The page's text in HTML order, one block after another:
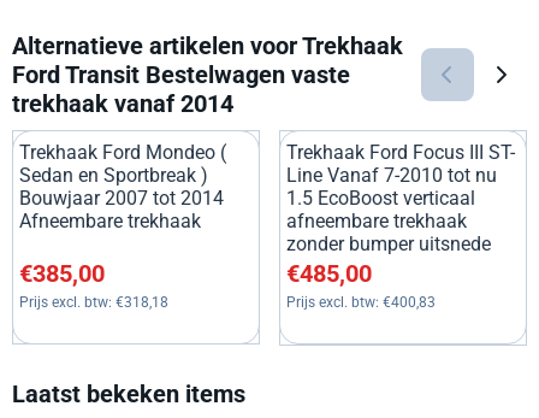
Alternatieve artikelen voorTrekhaak
Ford Transit Bestelwagen vaste
trekhaak vanaf 2014
Trekhaak Ford Mondeo (
Sedan en Sportbreak )
Bouwjaar 2007 tot 2014
Afneembare trekhaak
Prijs: 385,00, exclusief btw: 318,18
€385,00
Prijs excl. btw: €318,18
Trekhaak Ford Focus III ST-
Line Vanaf 7-2010 tot nu
1.5 EcoBoost verticaal
afneembare trekhaak
zonder bumper uitsnede
Prijs: 485,00, exclusief btw:
€485,00
Prijs excl. btw: €400,83
Laatst bekeken items